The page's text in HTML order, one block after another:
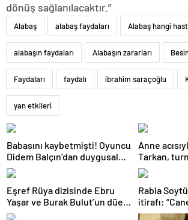
dönüş sağlanılacaktır.”
Alabaş alabaş faydaları Alabaş hangi
alabaşın faydaları Alabaşın zararları
Faydaları faydalı ibrahim saraçoğlu
yan etkileri
Babasını kaybetmişti! Oyuncu
Didem Balçın’dan duygusal
paylaşım
Anne
Tarkan,
bırakmak
açıkladı
Eşref Rüya dizisinde Ebru
Yaşar ve Burak Bulut’un düet
parçası ‘Kehribar’ rüzgarı
Rabia
itirafı: